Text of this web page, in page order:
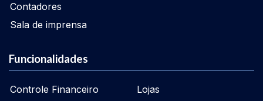
Contadores
Sala de imprensa
Funcionalidades
Controle Financeiro
Lojas